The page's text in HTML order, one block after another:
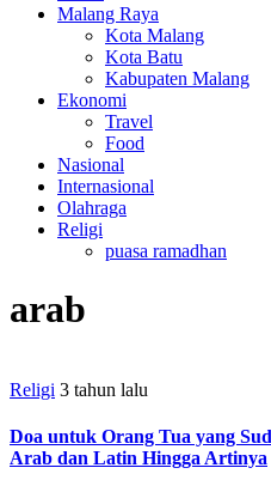
Malang Raya
Kota Malang
Kota Batu
Kabupaten Malang
Ekonomi
Travel
Food
Nasional
Internasional
Olahraga
Religi
puasa ramadhan
arab
Religi 3 tahun lalu
Doa untuk Orang Tua yang
Arab dan Latin Hingga Artinya